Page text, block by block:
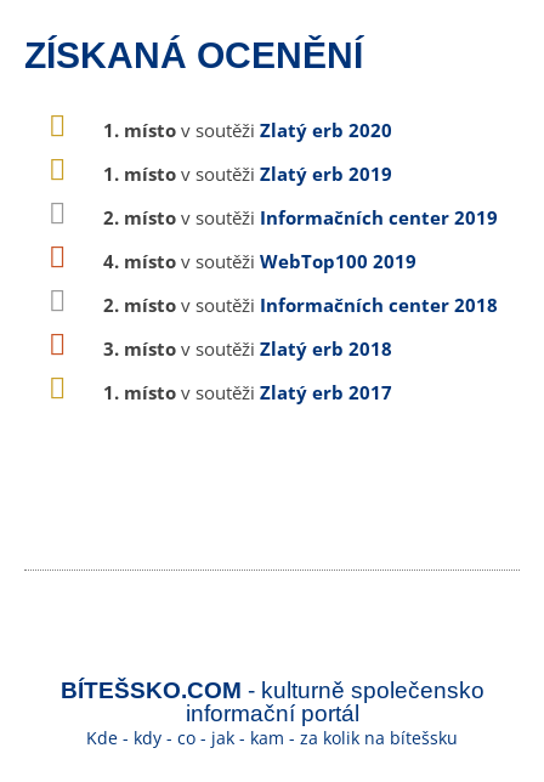
ZÍSKANÁ OCENĚNÍ
1. místo v soutěži Zlatý erb 2020
1. místo v soutěži Zlatý erb 2019
2. místo v soutěži Informačních center 2019
4. místo v soutěži WebTop100 2019
2. místo v soutěži Informačních center 2018
3. místo v soutěži Zlatý erb 2018
1. místo v soutěži Zlatý erb 2017
BÍTEŠSKO.COM - kulturně společensko
informační portál
Kde - kdy - co - jak - kam - za kolik na bítešsku